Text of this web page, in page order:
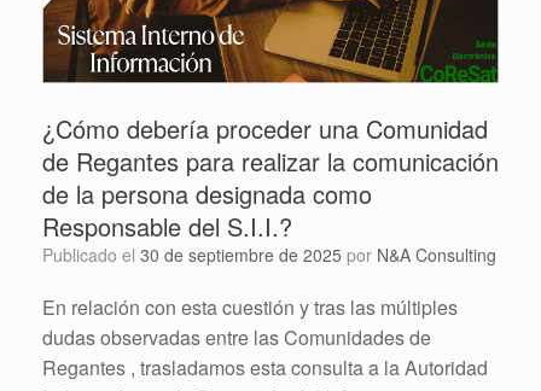
¿Cómo debería proceder una Comunidad
de Regantes para realizar la comunicación
de la persona designada como
Responsable del S.I.I.?
Publicado el 30 de septiembre de 2025 por N&A Consulting
En relación con esta cuestión y tras las múltiples
dudas observadas entre las Comunidades de
Regantes , trasladamos esta consulta a la Autoridad